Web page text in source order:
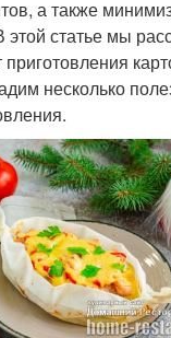
а также
этой статье мы
несколько